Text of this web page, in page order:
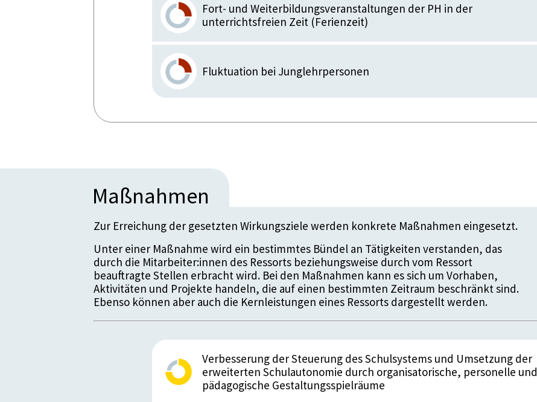
Fort- und Weiterbildungsveranstaltungen der PH in der
unterrichtsfreien Zeit (Ferienzeit)
Fluktuation bei Junglehrpersonen
Maßnahmen
Zur Erreichung der gesetzten Wirkungsziele werden konkrete Maßnahmen eingesetzt.
Unter einer Maßnahme wird ein bestimmtes Bündel an Tätigkeiten verstanden, das
durch die Mitarbeiter:innen des Ressorts beziehungsweise durch vom Ressort
beauftragte Stellen erbracht wird. Bei den Maßnahmen kann es sich um Vorhaben,
Aktivitäten und Projekte handeln, die auf einen bestimmten Zeitraum beschränkt sind.
Ebenso können aber auch die Kernleistungen eines Ressorts dargestellt werden.
Verbesserung der Steuerung des Schulsystems und Umsetzung der
erweiterten Schulautonomie durch organisatorische, personelle und
pädagogische Gestaltungsspielräume